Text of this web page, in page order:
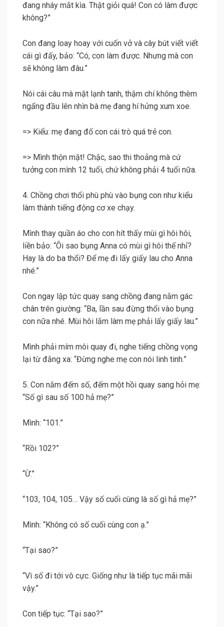
đang nháy mắt kìa. Thật giỏi quá! Con có làm được
không?”
Con đang loay hoay với cuốn vở và cây bút viết viết
cái gì đấy, bảo: “Có, con làm được. Nhưng mà con
sẽ không làm đâu.”
Nói cái câu mà mặt lạnh tanh, thậm chí không thèm
ngẩng đầu lên nhìn bà mẹ đang hí hửng xum xoe.
=> Kiểu: mẹ đang đố con cái trò quá trẻ con.
=> Mình thộn mặt! Chậc, sao thi thoảng mà cứ
tưởng con mình 12 tuổi, chứ không phải 4 tuổi nữa.
4. Chồng chơi thổi phù phù vào bụng con như kiểu
làm thành tiếng động cơ xe chạy.
Mình thay quần áo cho con hít thấy mùi gì hôi hôi,
liền bảo: “Ôi sao bụng Anna có mùi gì hôi thế nhỉ?
Hay là do ba thổi? Để mẹ đi lấy giấy lau cho Anna
nhé.”
Con ngay lập tức quay sang chồng đang nằm gác
chân trên giường: “Ba, lần sau đừng thổi vào bụng
con nữa nhé. Mùi hôi lắm làm mẹ phải lấy giấy lau.”
Mình phải mím môi quay đi, nghe tiếng chồng vọng
lại từ đằng xa: “Đừng nghe mẹ con nói linh tinh.”
5. Con nằm đếm số, đếm một hồi quay sang hỏi mẹ:
“Số gì sau số 100 hả mẹ?”
Mình: “101.”
“Rồi 102?”
“Ừ.”
“103, 104, 105… Vậy số cuối cùng là số gì hả mẹ?”
Mình: “Không có số cuối cùng con ạ.”
“Tại sao?”
“Vì số đi tới vô cực. Giống như là tiếp tục mãi mãi
vậy.”
Con tiếp tục: “Tại sao?”